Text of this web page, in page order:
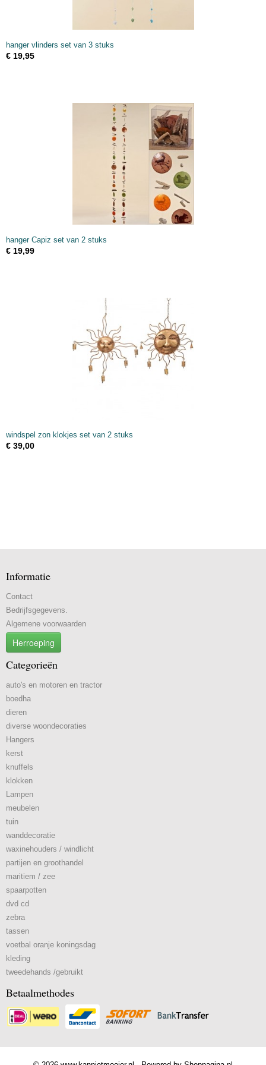
hanger vlinders set van 3 stuks
€ 19,95
hanger Capiz set van 2 stuks
€ 19,99
windspel zon klokjes set van 2 stuks
€ 39,00
Informatie
Contact
Bedrijfsgegevens.
Algemene voorwaarden
Herroeping
Categorieën
auto's en motoren en tractor
boedha
dieren
diverse woondecoraties
Hangers
kerst
knuffels
klokken
Lampen
meubelen
tuin
wanddecoratie
waxinehouders / windlicht
partijen en groothandel
maritiem / zee
spaarpotten
dvd cd
zebra
tassen
voetbal oranje koningsdag
kleding
tweedehands /gebruikt
Betaalmethodes